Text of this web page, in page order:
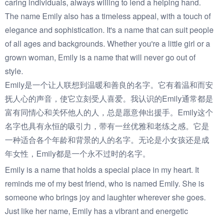
The name Emily also has a timeless appeal, with a touch of
elegance and sophistication. It's a name that can suit people
of all ages and backgrounds. Whether you're a little girl or a
grown woman, Emily is a name that will never go out of
style.
Emily是一个让人联想到温暖和善良的名字。它有着温和而安
抚人心的声音，使它立刻受人喜爱。我认识的Emily通常都是
富有同情心和关怀他人的人，总是愿意伸出援手。Emily这个
名字也具有永恒的吸引力，带有一丝优雅和老练之感。它是
一种适合各个年龄和背景的人的名字。无论是小女孩还是成
年女性，Emily都是一个永不过时的名字。
Emily is a name that holds a special place in my heart. It
reminds me of my best friend, who is named Emily. She is
someone who brings joy and laughter wherever she goes.
Just like her name, Emily has a vibrant and energetic